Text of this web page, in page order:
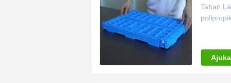
Tahan